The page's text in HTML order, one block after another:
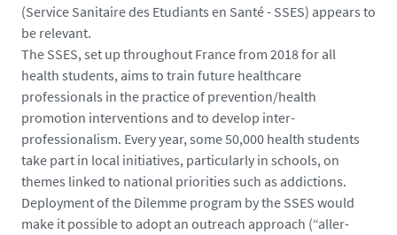
(Service Sanitaire des Etudiants en Santé - SSES) appears to
be relevant.
The SSES, set up throughout France from 2018 for all
health students, aims to train future healthcare
professionals in the practice of prevention/health
promotion interventions and to develop inter-
professionalism. Every year, some 50,000 health students
take part in local initiatives, particularly in schools, on
themes linked to national priorities such as addictions.
Deployment of the Dilemme program by the SSES would
make it possible to adopt an outreach approach (“aller-